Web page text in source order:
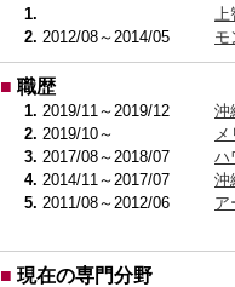
1.
上
2. 2012/08～2014/05 モ
■ 職歴
1. 2019/11～2019/12
沖
2. 2019/10～
3. 2017/08～2018/07
ハ
4. 2014/11～2017/07
沖
5. 2011/08～2012/06
ア
■ 現在の専門分野